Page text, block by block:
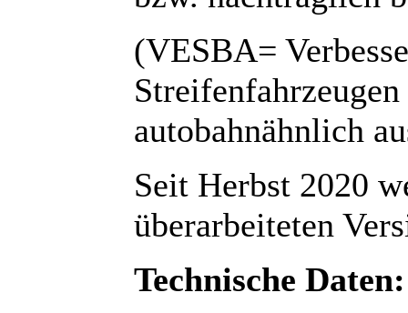
(VESBA=
autobahnähnlich
Seit Herbst 2020
überarbeiteten
Technische Daten: